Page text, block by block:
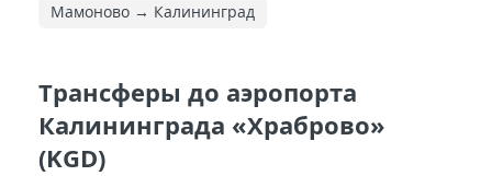
Мамоново → Калининград
Трансферы до аэропорта
Калининграда «Храброво»
(KGD)